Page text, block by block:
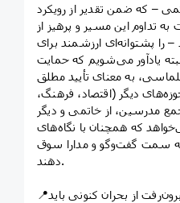
– که ضمن تقدیر از رویکرد
تداوم این مسیر و پرهیز از
را پشتوانه‌ای ارزشمند برای
یادآور می‌شویم که حمایت
به معنای تأیید مطلق
دیگر (اقتصاد، فرهنگ،
مدرسین، از خاتمی و دیگر
که همچنان با نگاه‌های
به سمت گفت‌وگو و مدارا سوق
دهند.